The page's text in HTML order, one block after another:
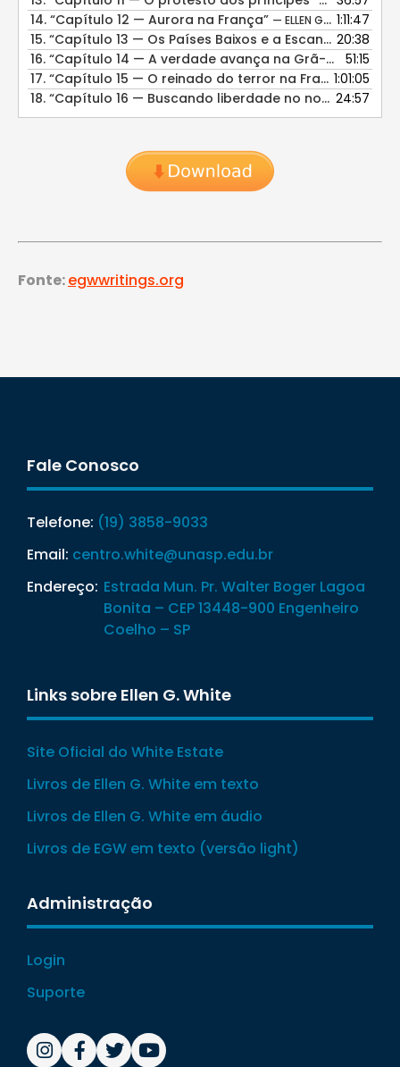
14. “Capítulo 12 — Aurora na França” — ELLEN GOULD WHITE
1:11:47
15. “Capítulo 13 — Os Países Baixos e a Escandinávia”
20:38
16. “Capítulo 14 — A verdade avança na Grã-Bretanha”
51:15
17. “Capítulo 15 — O reinado do terror na França” — ELLEN
1:01:05
18. “Capítulo 16 — Buscando liberdade no novo mundo” 24:57
Fonte:egwwritings.org
Fale Conosco
Telefone: (19) 3858-9033
Email: centro.white@unasp.edu.br
Endereço: Estrada Mun. Pr. Walter Boger Lagoa
Bonita – CEP 13448-900 Engenheiro
Coelho – SP
Links sobre Ellen G. White
Site Oficial do White Estate
Livros de Ellen G. White em texto
Livros de Ellen G. White em áudio
Livros de EGW em texto (versão light)
Administração
Login
Suporte